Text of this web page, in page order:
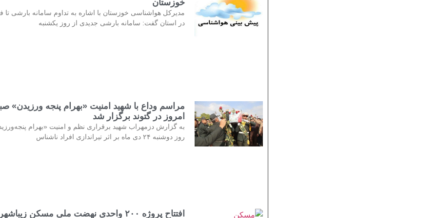
خوزستان
مدیرکل هواشناسی خوزستان با اشاره به تداوم سامانه بارشی تا
در استان گفت: سامانه بارشی جدیدی از روز یکشنبه
مراسم وداع با شهید امنیت «بهرام پنجه ورزیدن»
امروز در گتوند برگزار شد
به گزارش دزمهراب شهید برقراری نظم و امنیت «بهرام
روز دوشنبه ۲۴ دی ماه بر اثر تیراندازی افراد ناشناس
افتتاح پروژه ۲۰۰ واحدی نهضت ملی مسکن زیباشهر